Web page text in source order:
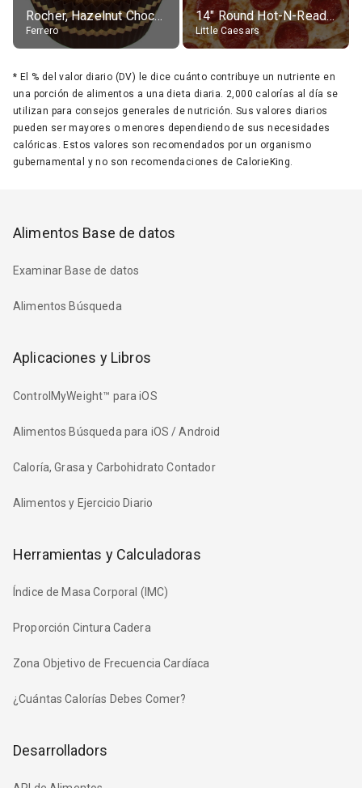
Rocher, Hazelnut Chocolate Ball
Ferrero
14" Round Hot-N-Ready Pepperoni Pizza
Little Caesars
* El % del valor diario (DV) le dice cuánto contribuye un nutriente en
una porción de alimentos a una dieta diaria. 2,000 calorías al día se
utilizan para consejos generales de nutrición. Sus valores diarios
pueden ser mayores o menores dependiendo de sus necesidades
calóricas. Estos valores son recomendados por un organismo
gubernamental y no son recomendaciones de CalorieKing.
Alimentos Base de datos
Examinar Base de datos
Alimentos Búsqueda
Aplicaciones y Libros
ControlMyWeight™ para iOS
Alimentos Búsqueda para iOS / Android
Caloría, Grasa y Carbohidrato Contador
Alimentos y Ejercicio Diario
Herramientas y Calculadoras
Índice de Masa Corporal (IMC)
Proporción Cintura Cadera
Zona Objetivo de Frecuencia Cardíaca
¿Cuántas Calorías Debes Comer?
Desarrolladors